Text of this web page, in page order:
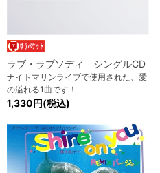
ラブ・ラプソディ シングルCD
ナイトマリンライブで使用された、愛
の溢れる1曲です！
1,330円(税込)